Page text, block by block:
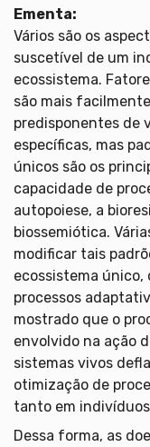
Ementa:
Vários são os
suscetível de um
ecossistema.
são mais
predisponentes de
específicas, mas
únicos são os
capacidade de
autopoiese, a
biossemiótica.
modificar tais
ecossistema
processos
mostrado que o
envolvido na ação
sistemas vivos
otimização de
tanto em
Dessa forma, as